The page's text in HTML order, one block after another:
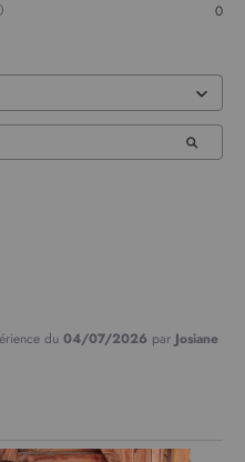
0
du 04/07/2026 par Josiane